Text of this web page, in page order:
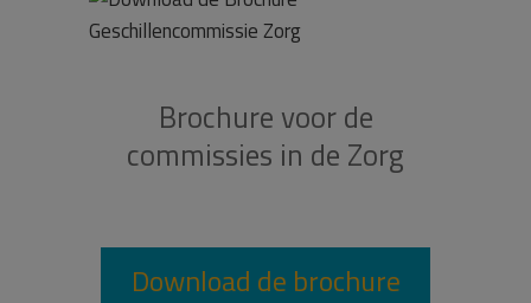
Brochure voor de
commissies in de Zorg
Download de brochure